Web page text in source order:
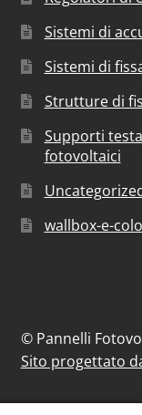
Sistemi di
Sistemi di
Strutture di
Supporti
fotovoltaici
wallbox-e-
© Pannelli
Sito progettato